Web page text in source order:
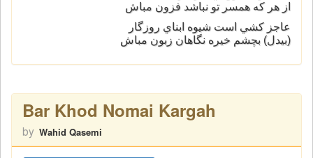
از هر که همسر تو نباشد فزون مباش
عاجز کشي است شيوه ابناي روزگار
(بيدل) بچشم خيره نگاهان زبون مباش
Bar Khod Nomai Kargah
by Wahid Qasemi